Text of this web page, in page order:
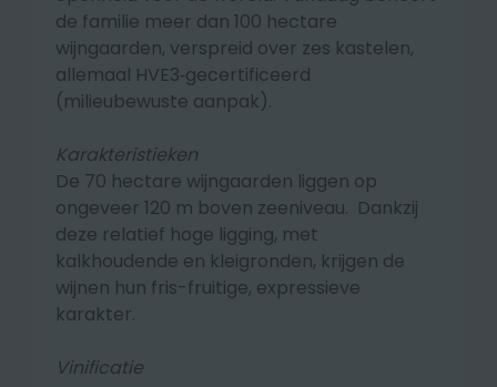
de familie meer dan 100 hectare
wijngaarden, verspreid over zes kastelen,
allemaal HVE3‑gecertificeerd
(milieubewuste aanpak).
Karakteristieken
De 70 hectare wijngaarden liggen op
ongeveer 120 m boven zeeniveau. Dankzij
deze relatief hoge ligging, met
kalkhoudende en kleigronden, krijgen de
wijnen hun fris-fruitige, expressieve
karakter.
Vinificatie